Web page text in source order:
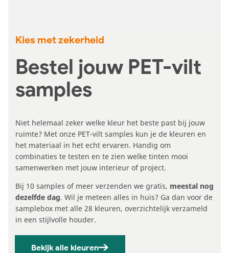
Kies met zekerheid
Bestel jouw PET-vilt
samples
Niet helemaal zeker welke kleur het beste past bij jouw
ruimte? Met onze PET-vilt samples kun je de kleuren en
het materiaal in het echt ervaren. Handig om
combinaties te testen en te zien welke tinten mooi
samenwerken met jouw interieur of project.
Bij 10 samples of meer verzenden we gratis, meestal nog
dezelfde dag. Wil je meteen alles in huis? Ga dan voor de
samplebox met alle 28 kleuren, overzichtelijk verzameld
in een stijlvolle houder.
Bekijk alle kleuren